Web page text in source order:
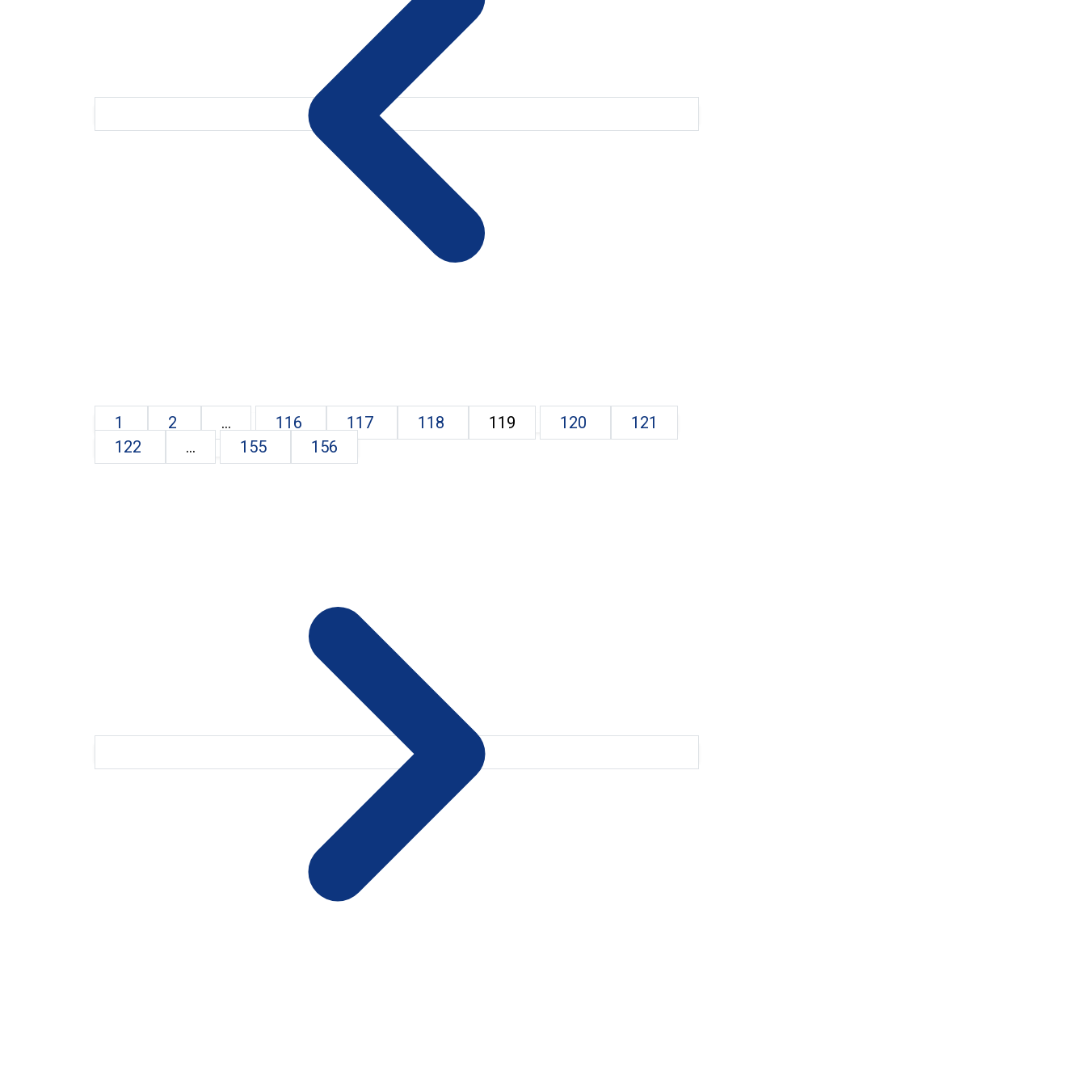
1 2 ... 116 117 118 119 120
121
122
... 155 156